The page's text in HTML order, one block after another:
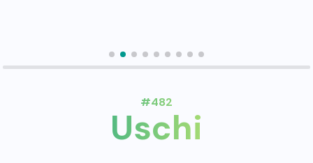
#482
Uschi